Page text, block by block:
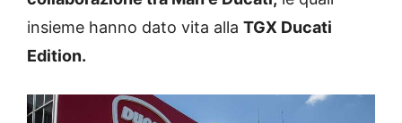
insieme hanno dato vita alla TGX Ducati
Edition.